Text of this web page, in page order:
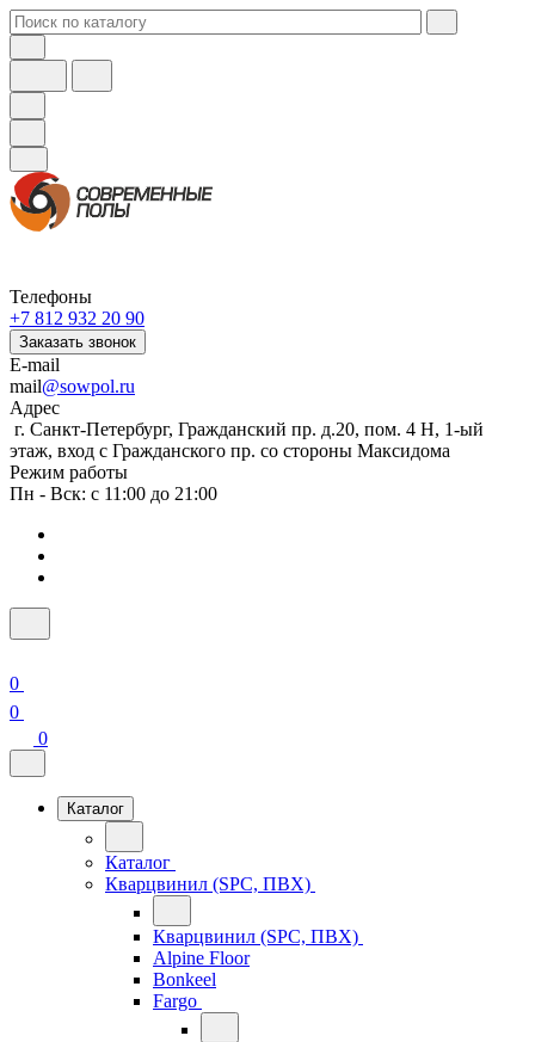
Телефоны
+7 812 932 20 90
Заказать звонок
E-mail
mail@sowpol.ru
Адрес
г. Санкт-Петербург, Гражданский пр. д.20, пом. 4 Н, 1-ый
этаж, вход с Гражданского пр. со стороны Максидома
Режим работы
Пн - Вск: с 11:00 до 21:00
0
0
0
Каталог
Каталог
Кварцвинил (SPC, ПВХ)
Кварцвинил (SPC, ПВХ)
Alpine Floor
Bonkeel
Fargo